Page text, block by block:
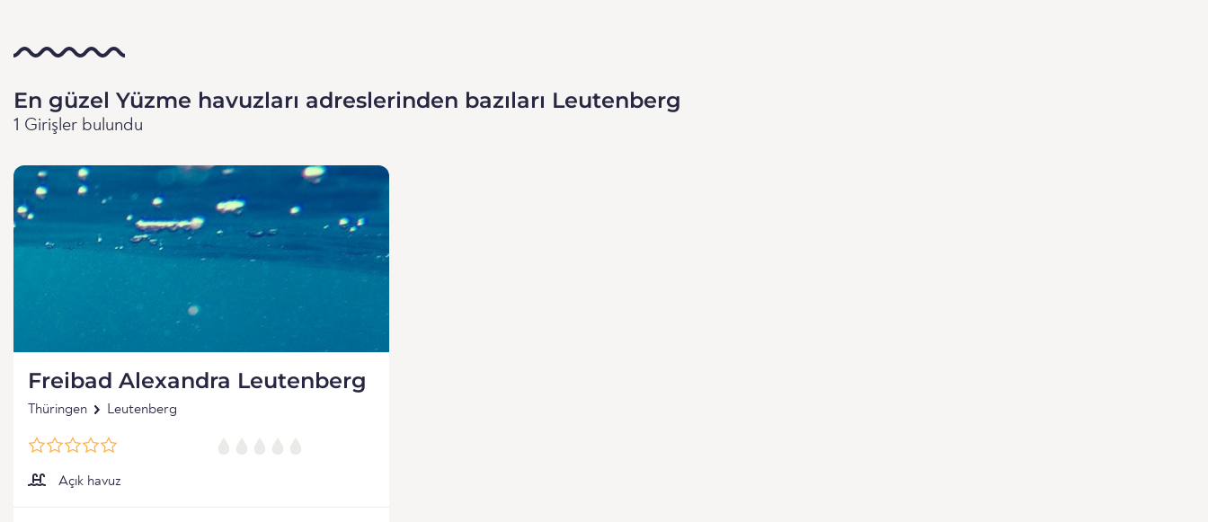
En güzel Yüzme havuzları adreslerinden bazıları Leutenberg
1 Girişler bulundu
Freibad Alexandra Leutenberg
Thüringen Leutenberg
Açık havuz